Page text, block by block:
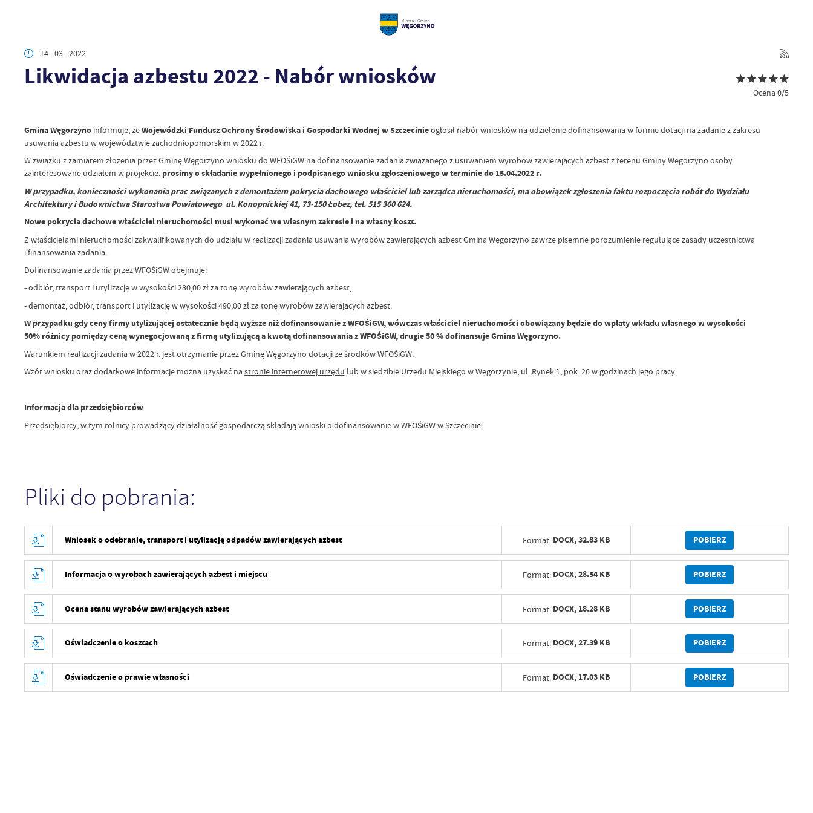
14 - 03 - 2022
Likwidacja azbestu 2022 - Nabór wniosków
Ocena 0/5
Gmina Węgorzynoinformuje, żeWojewódzki Fundusz Ochrony Środowiska i Gospodarki Wodnej w Szczecinieogłosił nabór wniosków na udzielenie dofinansowania w formie dotacji na zadanie z zakresu
usuwania azbestu w województwie zachodniopomorskim w 2022 r.
W związku z zamiarem złożenia przez Gminę Węgorzyno wniosku do WFOŚiGW na dofinansowanie zadania związanego z usuwaniem wyrobów zawierających azbest z terenu Gminy Węgorzyno osoby
zainteresowane udziałem w projekcie, prosimy o składanie wypełnionego i podpisanego wniosku zgłoszeniowego w terminiedo 15.04.2022 r.
W przypadku, konieczności wykonania prac związanych z demontażem pokrycia dachowego właściciel lub zarządca nieruchomości, ma obowiązek zgłoszenia faktu rozpoczęcia robót do Wydziału
Architektury i Budownictwa Starostwa Powiatowego ul. Konopnickiej 41, 73-150 Łobez, tel. 515 360 624.
Nowe pokrycia dachowe właściciel nieruchomości musi wykonać we własnym zakresie i na własny koszt.
Z właścicielami nieruchomości zakwalifikowanych do udziału w realizacji zadania usuwania wyrobów zawierających azbest Gmina Węgorzyno zawrze pisemne porozumienie regulujące zasady uczestnictwa
i finansowania zadania.
Dofinansowanie zadania przez WFOŚiGW obejmuje:
- odbiór, transport i utylizację w wysokości 280,00 zł za tonę wyrobów zawierających azbest;
- demontaż, odbiór, transport i utylizację w wysokości 490,00 zł za tonę wyrobów zawierających azbest.
W przypadku gdy ceny firmy utylizującej ostatecznie będą wyższe niż dofinansowanie z WFOŚiGW, wówczas właściciel nieruchomości obowiązany będzie do wpłaty wkładu własnegow wysokości
50%różnicy pomiędzy ceną wynegocjowaną z firmą utylizującą a kwotą dofinansowania z WFOŚiGW, drugie 50 % dofinansuje Gmina Węgorzyno.
Warunkiem realizacji zadania w 2022 r. jest otrzymanie przez Gminę Węgorzyno dotacji ze środków WFOŚiGW.
Wzór wniosku oraz dodatkowe informacje można uzyskać na stronie internetowej urzędu lub w siedzibie Urzędu Miejskiego w Węgorzynie, ul. Rynek 1, pok. 26 w godzinach jego pracy.
Informacja dla przedsiębiorców.
Przedsiębiorcy, w tym rolnicy prowadzący działalność gospodarczą składają wnioski o dofinansowanie w WFOŚiGW w Szczecinie.
Pliki do pobrania:
Wniosek o odebranie, transport i utylizację odpadów zawierających azbest Format: DOCX,32.83 KB POBIERZ
Informacja o wyrobach zawierających azbest i miejscu Format: DOCX,28.54 KB POBIERZ
Ocena stanu wyrobów zawierających azbest Format: DOCX, 18.28 KB POBIERZ
Oświadczenie o kosztach Format: DOCX,27.39 KB POBIERZ
Oświadczenie o prawie własności Format: DOCX, 17.03 KB POBIERZ